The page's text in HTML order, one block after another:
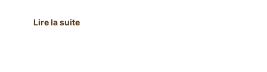
Lire la suite